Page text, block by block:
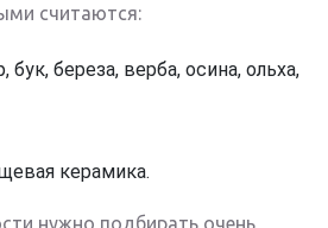
считаются:
береза, верба, осина, ольха,
керамика.
нужно подбирать очень